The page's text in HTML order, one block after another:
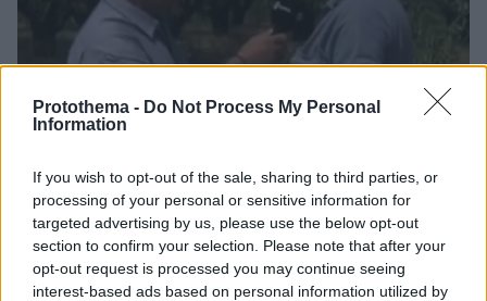
Protothema - Do Not Process My Personal
Information
If you wish to opt-out of the sale, sharing to third parties, or
processing of your personal or sensitive information for
targeted advertising by us, please use the below opt-out
section to confirm your selection. Please note that after your
opt-out request is processed you may continue seeing
interest-based ads based on personal information utilized by